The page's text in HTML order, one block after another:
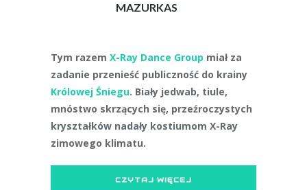
MAZURKAS
Tym razem X-Ray Dance Group miał za
zadanie przenieść publiczność do krainy
Królowej Śniegu. Biały jedwab, tiule,
mnóstwo skrzących się, przeźroczystych
kryształków nadały kostiumom X-Ray
zimowego klimatu.
CZYTAJ WIĘCEJ